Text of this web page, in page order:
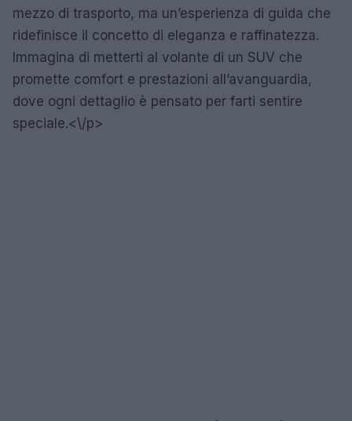
mezzo di trasporto, ma un’esperienza di guida che
ridefinisce il concetto di eleganza e raffinatezza.
Immagina di metterti al volante di un SUV che
promette comfort e prestazioni all’avanguardia,
dove ogni dettaglio è pensato per farti sentire
speciale.<\/p>